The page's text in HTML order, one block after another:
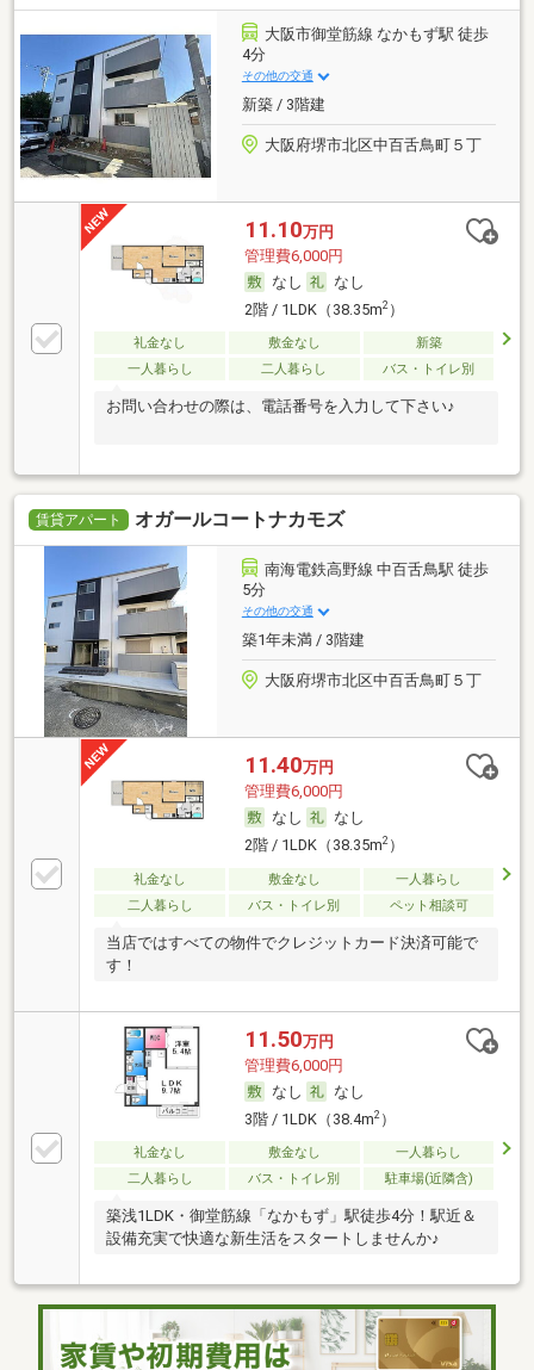
大阪市御堂筋線 なかもず駅 徒歩
4分
その他の交通
新築 / 3階建
大阪府堺市北区中百舌鳥町５丁
11.10万円
管理費6,000円
なし
なし
2階 / 1LDK（38.35m2）
礼金なし 敷金なし
新築
一人暮らし
二人暮らし バス・トイレ別
お問い合わせの際は、電話番号を入力して下さい♪
賃貸アパート オガールコートナカモズ
南海電鉄高野線 中百舌鳥駅 徒歩
5分
その他の交通
築1年未満 / 3階建
大阪府堺市北区中百舌鳥町５丁
11.40万円
管理費6,000円
なし
なし
2階 / 1LDK（38.35m2）
礼金なし 敷金なし
一人暮らし
二人暮らし
バス・トイレ別 ペット相談可
当店ではすべての物件でクレジットカード決済可能で
す！
11.50万円
管理費6,000円
なし
なし
3階 / 1LDK（38.4m2）
礼金なし 敷金なし
一人暮らし
二人暮らし
バス・トイレ別 駐車場(近隣含)
築浅1LDK・御堂筋線「なかもず」駅徒歩4分！駅近＆
設備充実で快適な新生活をスタートしませんか♪